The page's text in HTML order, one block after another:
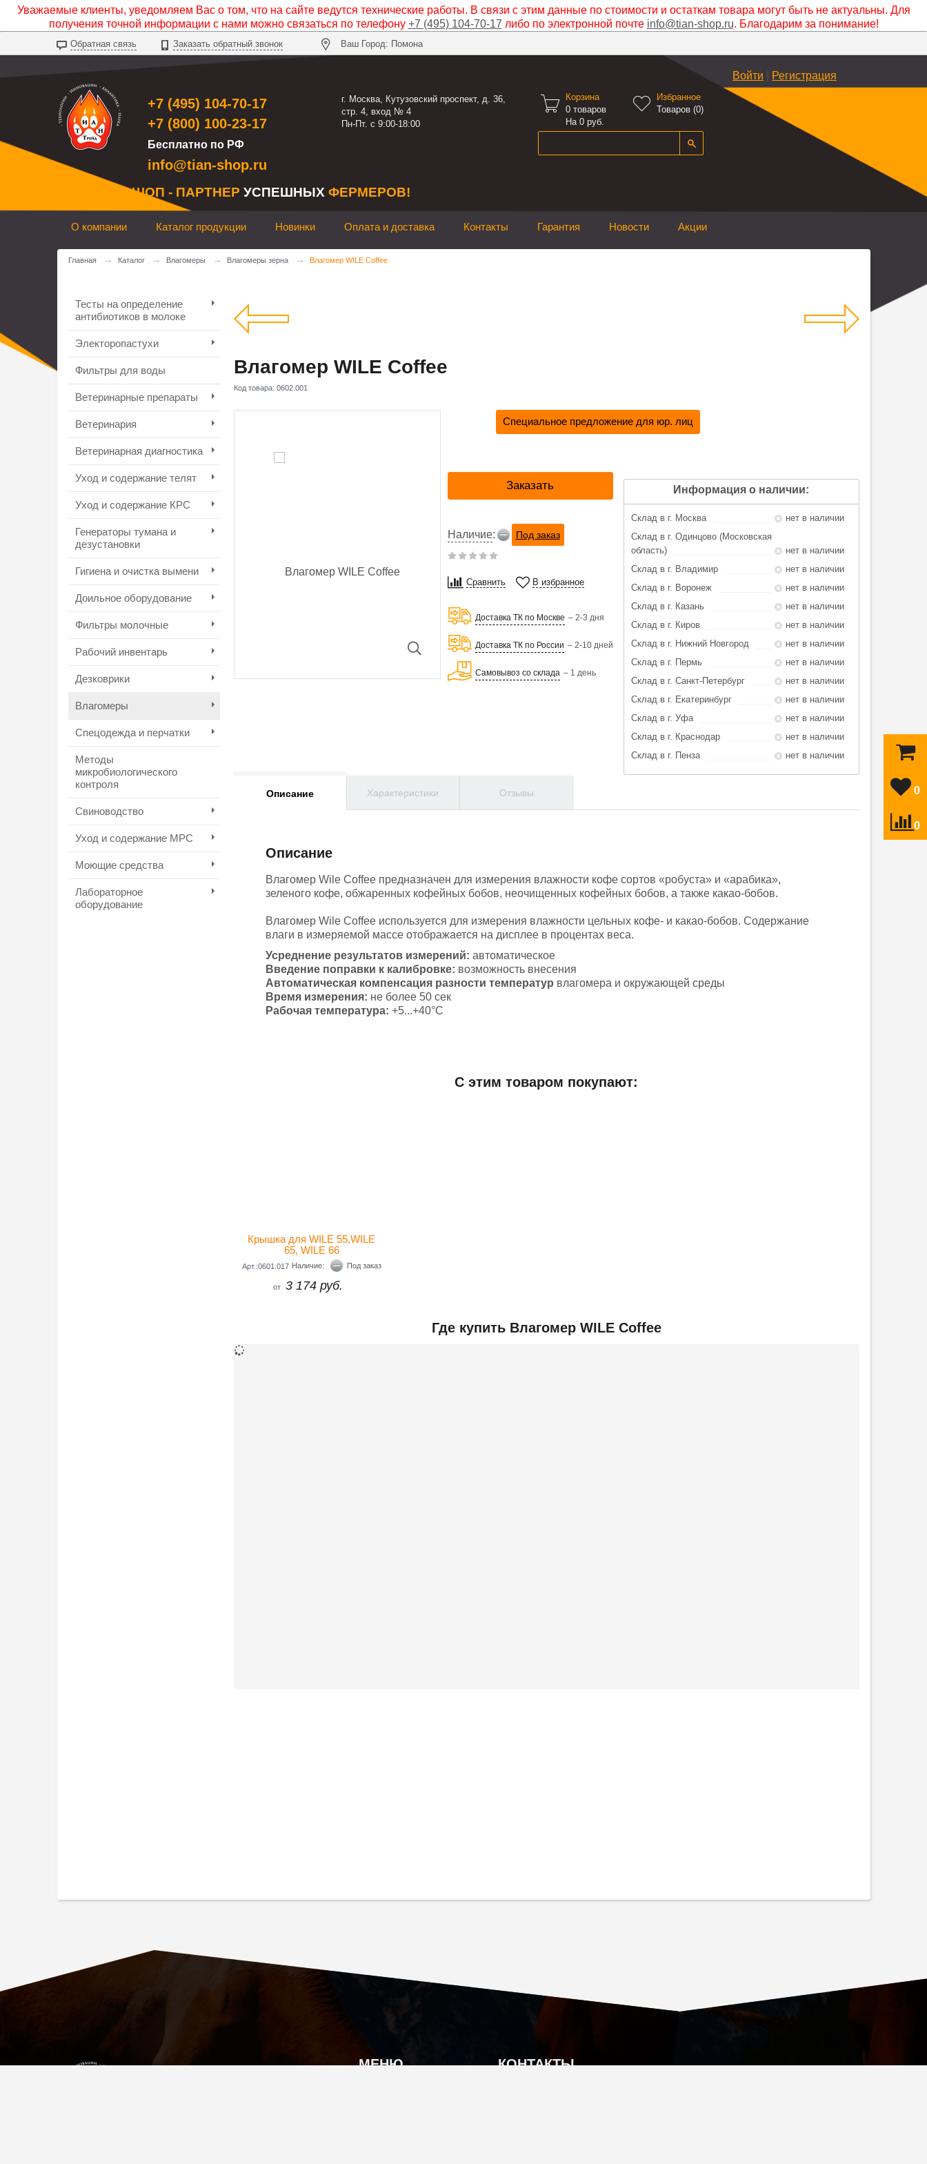
Уважаемые клиенты, уведомляем Вас о том, что на сайте ведутся технические работы. В связи с этим данные по стоимости и остаткам товара могут быть не актуальны. Для
получения точной информации с нами можно связаться по телефону +7 (495) 104-70-17 либо по электронной почте info@tian-shop.ru. Благодарим за понимание!
Обратная связь Заказать обратный звонок Ваш Город: Помона
0
0
Войти Регистрация
+7 (495) 104-70-17
+7 (800) 100-23-17
Бесплатно по РФ
info@tian-shop.ru
г. Москва, Кутузовский проспект, д. 36,
стр. 4, вход № 4
Пн-Пт. с 9:00-18:00

Корзина
0товаров
На 0 руб.

Избранное
Товаров (0)
ТИАН ШОП - ПАРТНЕР УСПЕШНЫХ ФЕРМЕРОВ!
О компании Каталог продукции Новинки Оплата и доставка Контакты Гарантия Новости Акции
Главная → Каталог → Влагомеры → Влагомеры зерна → Влагомер WILE Coffee
Тесты на определение
антибиотиков в молоке
Электоропастухи
Фильтры для воды
Ветеринарные препараты
Ветеринария
Ветеринарная диагностика
Уход и содержание телят
Уход и содержание КРС
Генераторы тумана и
дезустановки
Гигиена и очистка вымени
Доильное оборудование
Фильтры молочные
Рабочий инвентарь
Дезковрики
Влагомеры
Спецодежда и перчатки
Методы
микробиологического
контроля
Свиноводство
Уход и содержание МРС
Моющие средства
Лабораторное
оборудование
Влагомер WILE Coffee
Код товара: 0602.001
Специальное предложение для юр. лиц
Заказать
Наличие: Под заказ
Сравнить В избранное
Доставка ТК по Москве – 2-3 дня
Доставка ТК по России – 2-10 дней
Самовывоз со склада – 1 день
Информация о наличии:
Склад в г. Москва
нет в наличии
Склад в г. Одинцово (Московская
область)
нет в наличии
Склад в г. Владимир
нет в наличии
Склад в г. Воронеж
нет в наличии
Склад в г. Казань
нет в наличии
Склад в г. Киров
нет в наличии
Склад в г. Нижний Новгород
нет в наличии
Склад в г. Пермь
нет в наличии
Склад в г. Санкт-Петербург
нет в наличии
Склад в г. Екатеринбург
нет в наличии
Склад в г. Уфа
нет в наличии
Склад в г. Краснодар
нет в наличии
Склад в г. Пенза
нет в наличии
Описание Характеристики Отзывы
Описание
Влагомер Wile Coffee предназначен для измерения влажности кофе сортов «робуста» и «арабика»,
зеленого кофе, обжаренных кофейных бобов, неочищенных кофейных бобов, а также какао-бобов.
Влагомер Wile Coffee используется для измерения влажности цельных кофе- и какао-бобов. Содержание
влаги в измеряемой массе отображается на дисплее в процентах веса.
Усреднение результатов измерений: автоматическое
Введение поправки к калибровке: возможность внесения
Автоматическая компенсация разности температур влагомера и окружающей среды
Время измерения: не более 50 сек
Рабочая температура:+5...+40°С
Производитель
С этим товаром покупают:
Крышка для WILE 55,WILE
65, WILE 66
Арт.:0601.017 Наличие: Под заказ
от 3 174 руб.
Где купить Влагомер WILE Coffee
МЕНЮ КОНТАКТЫ